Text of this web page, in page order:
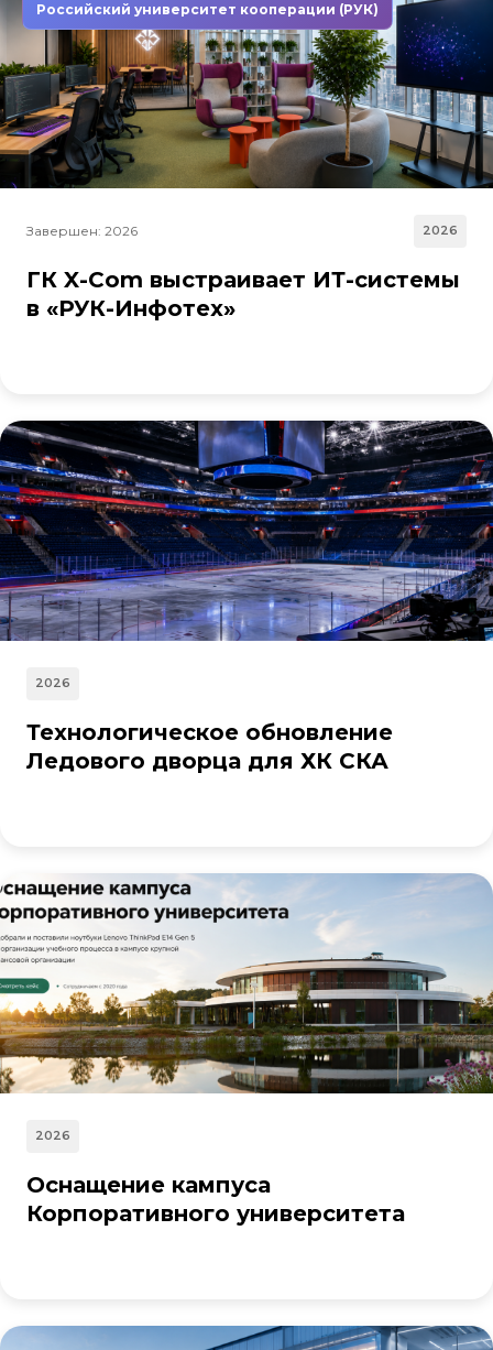
Российский университет кооперации (РУК)
Завершен: 2026 2026
ГК X-Com выстраивает ИТ-системы
в «РУК-Инфотех»
2026
Технологическое обновление
Ледового дворца для ХК СКА
2026
Оснащение кампуса
Корпоративного университета